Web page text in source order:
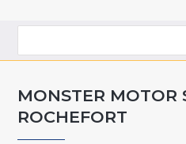
MONSTER MOTOR
ROCHEFORT